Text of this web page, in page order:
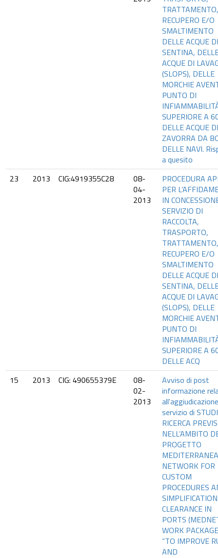
TRATTAMENTO,
RECUPERO E/O
SMALTIMENTO
DELLE ACQUE DI
SENTINA,
ACQUE DI
(SLOPS), DELLE
MORCHIE
PUNTO DI
SUPERIORE A
DELLE ACQUE DI
ZAVORRA DA
DELLE NAVI.
a quesito
23
2013 CIG:4919355C28
08-
04-
2013
PROCEDURA
PER
IN
SERVIZIO DI
RACCOLTA,
TRASPORTO,
TRATTAMENTO,
RECUPERO E/O
SMALTIMENTO
DELLE ACQUE DI
SENTINA,
ACQUE DI
(SLOPS), DELLE
MORCHIE
PUNTO DI
SUPERIORE A
DELLE ACQ
15
2013 CIG: 490655379E
08-
02-
2013
Avviso di post
informazione
servizio di
RICERCA
NELL’AMBITO
PROGETTO
NETWORK FOR
CUSTOM
PROCEDURES
CLEARANCE IN
PORTS
WORK
“TO IMPROVE
AND